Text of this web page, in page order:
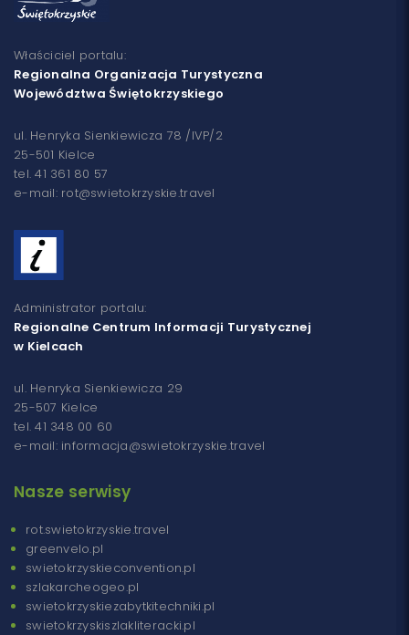
Właściciel portalu:
Regionalna Organizacja Turystyczna
Województwa Świętokrzyskiego
ul. Henryka Sienkiewicza 78 /IVP/2
25-501 Kielce
tel. 41 361 80 57
e-mail: rot@swietokrzyskie.travel
Administrator portalu:
Regionalne Centrum Informacji Turystycznej
w Kielcach
ul. Henryka Sienkiewicza 29
25-507 Kielce
tel. 41 348 00 60
e-mail: informacja@swietokrzyskie.travel
Nasze serwisy
rot.swietokrzyskie.travel
greenvelo.pl
swietokrzyskieconvention.pl
szlakarcheogeo.pl
swietokrzyskiezabytkitechniki.pl
swietokrzyskiszlakliteracki.pl